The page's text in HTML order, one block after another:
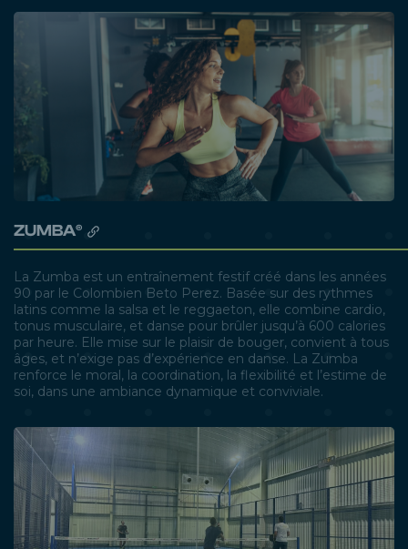
ZUMBA®
La Zumba est un entraînement festif créé dans les années
90 par le Colombien Beto Perez. Basée sur des rythmes
latins comme la salsa et le reggaeton, elle combine cardio,
tonus musculaire, et danse pour brûler jusqu’à 600 calories
par heure. Elle mise sur le plaisir de bouger, convient à tous
âges, et n’exige pas d’expérience en danse. La Zumba
renforce le moral, la coordination, la flexibilité et l’estime de
soi, dans une ambiance dynamique et conviviale.